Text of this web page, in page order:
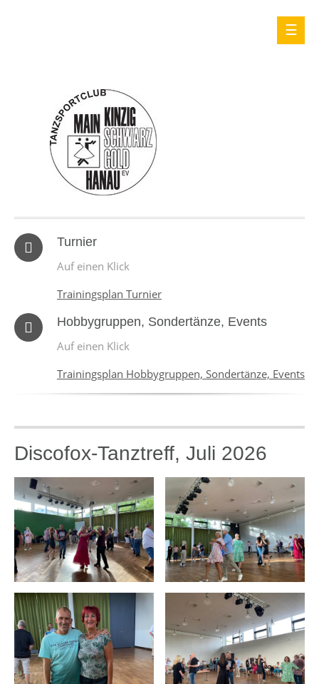
Turnier
Auf einen Klick
Trainingsplan Turnier
Hobbygruppen, Sondertänze, Events
Auf einen Klick
Trainingsplan Hobbygruppen, Sondertänze, Events
Discofox-Tanztreff, Juli 2026